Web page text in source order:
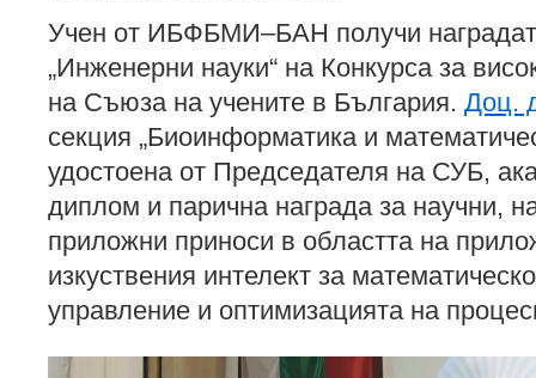
Учен от ИБФБМИ–БАН получи
„Инженерни науки“ на Конкурса за
на Съюза на учените в България. Доц.
секция „Биоинформатика и
удостоена от Председателя на СУБ,
диплом и парична награда за научни,
приложни приноси в областта на
изкуствения интелект за
управление и оптимизацията на